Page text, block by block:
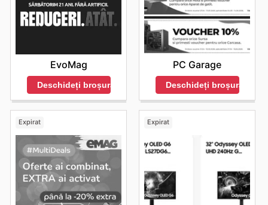
EvoMag
Deschideți broșura
PC Garage
Deschideți broșura
Expirat Expirat